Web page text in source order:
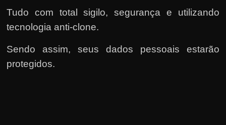
Tudo com total sigilo, segurança e utilizando
tecnologia anti-clone.
Sendo assim, seus dados pessoais estarão
protegidos.